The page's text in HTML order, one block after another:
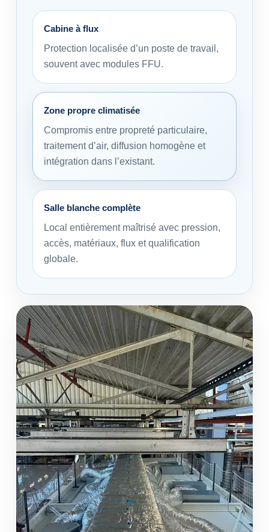
Cabine à flux
Protection localisée d’un poste de travail,
souvent avec modules FFU.
Zone propre climatisée
Compromis entre propreté particulaire,
traitement d’air, diffusion homogène et
intégration dans l’existant.
Salle blanche complète
Local entièrement maîtrisé avec pression,
accès, matériaux, flux et qualification
globale.